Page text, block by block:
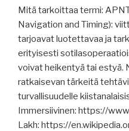
Helsingin
Satama
2025,
alusten
huoltosyklit,
raportteja,
biohiiltä
jätteistä.”
Mitä tarkoittaa termi:
Navigation and Timing):
tarjoavat luotettavaa ja
erityisesti
voivat heikentyä tai estyä.
ratkaisevan tärkeitä
turvallisuudelle
Immersiivinen: https://
Lakh: https://